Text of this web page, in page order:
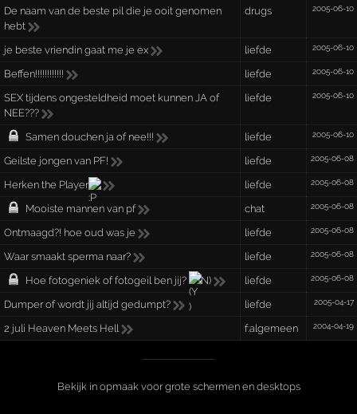
De naam van de beste pil die je ooit genomen
hebt
drugs 2005-06-10
je beste vriendin gaat me je ex liefde 2005-06-10
Beffen!!!!!!!!!!!! liefde 2005-06-10
SEX tijdens ongesteldheid moet kunnen JA of
NEE???
liefde 2005-06-10
Samen douchen ja of nee!!! liefde 2005-06-10
Geilste jongen van PF! liefde 2005-06-08
Herken the Player liefde 2005-06-08
Mooiste mannen van pf chat 2005-06-08
Ontmaagd?! hoe oud was je liefde 2005-06-08
Waar smaakt sperma naar? liefde 2005-06-08
Hoe fotogeniek of fotogeil ben jij? (N) liefde 2005-06-08
Dumper of wordt jij altijd gedumpt? liefde 2005-04-17
2 juli Heaven Meets Hell f:algemeen 2004-04-19
Bekijk in opmaak voor grote schermen en desktops